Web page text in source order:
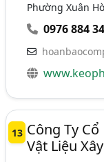
Phường Xuân
0976 884
13 Công Ty
Vật Liệu